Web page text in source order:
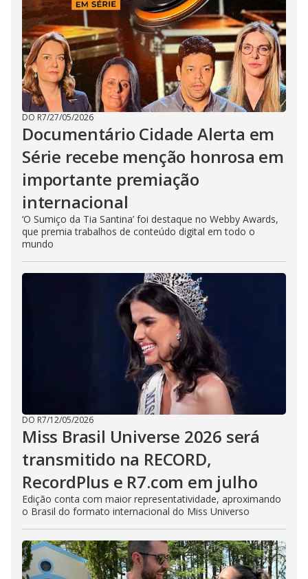
DO R7/27/05/2026
Documentário Cidade Alerta em
Série recebe menção honrosa em
importante premiação
internacional
‘O Sumiço da Tia Santina’ foi destaque no Webby Awards,
que premia trabalhos de conteúdo digital em todo o
mundo
DO R7/12/05/2026
Miss Brasil Universe 2026 será
transmitido na RECORD,
RecordPlus e R7.com em julho
Edição conta com maior representatividade, aproximando
o Brasil do formato internacional do Miss Universo